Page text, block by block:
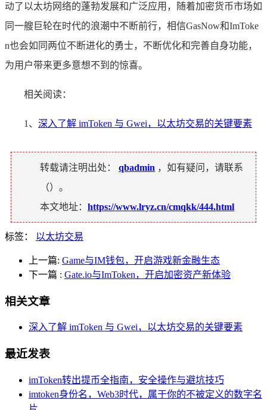
动了以太坊网络的蓬勃发展和广泛应用，随着加密货币市场如
同一艘巨轮在时代的浪潮中不断前行，相信GasNow和ImToke
n也会如同两位不断进化的勇士，不断优化和完善自身功能，
为用户带来更多意想不到的惊喜。
相关阅读：
1、 深入了解 imToken 与 Gwei，以太坊交易的关键要素
转载请注明出处： qbadmin ，如有疑问，请联系
（）。
本文地址： https://www.lryz.cn/cmqkk/444.html
标签： 以太坊交易
上一篇: Game与IM钱包，开启游戏新金融生态
下一篇 : Gate.io与ImToken，开启加密资产新体验
相关文章
深入了解 imToken 与 Gwei，以太坊交易的关键要素
最近发表
imToken转出提币全指南，安全操作与避坑技巧
imtoken身份名，Web3时代，属于你的不被定义的数字名